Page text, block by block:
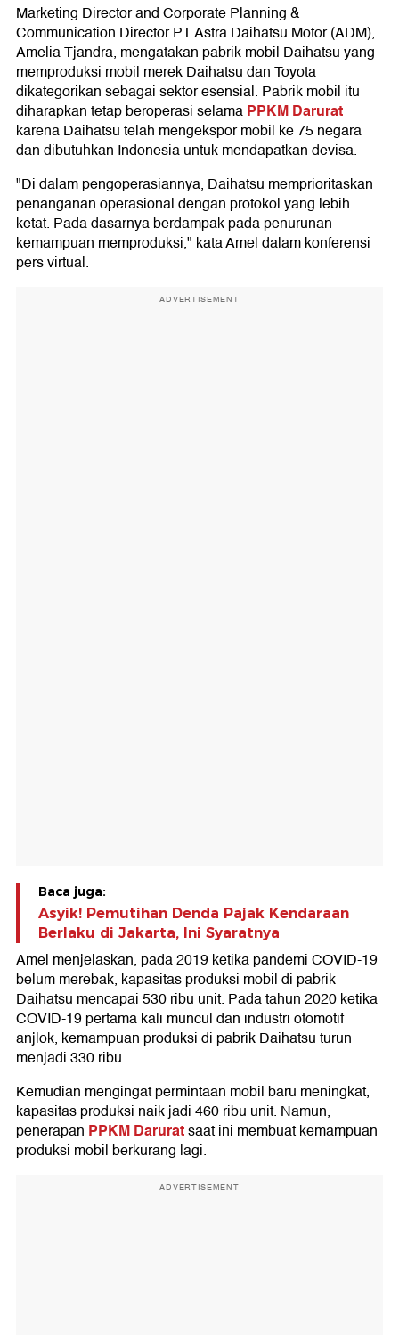
Marketing Director and Corporate Planning &
Communication Director PT Astra Daihatsu Motor (ADM),
Amelia Tjandra, mengatakan pabrik mobil Daihatsu yang
memproduksi mobil merek Daihatsu dan Toyota
dikategorikan sebagai sektor esensial. Pabrik mobil itu
diharapkan tetap beroperasi selamaPPKM Darurat
karena Daihatsu telah mengekspor mobil ke 75 negara
dan dibutuhkan Indonesia untuk mendapatkan devisa.
"Di dalam pengoperasiannya, Daihatsu memprioritaskan
penanganan operasional dengan protokol yang lebih
ketat. Pada dasarnya berdampak pada penurunan
kemampuan memproduksi," kata Amel dalam konferensi
pers virtual.
ADVERTISEMENT
Baca juga:
Asyik! Pemutihan Denda Pajak Kendaraan
Berlaku di Jakarta, Ini Syaratnya
Amel menjelaskan, pada 2019 ketika pandemi COVID-19
belum merebak, kapasitas produksi mobil di pabrik
Daihatsu mencapai 530 ribu unit. Pada tahun 2020 ketika
COVID-19 pertama kali muncul dan industri otomotif
anjlok, kemampuan produksi di pabrik Daihatsu turun
menjadi 330 ribu.
Kemudian mengingat permintaan mobil baru meningkat,
kapasitas produksi naik jadi 460 ribu unit. Namun,
penerapan PPKM Daruratsaat ini membuat kemampuan
produksi mobil berkurang lagi.
ADVERTISEMENT